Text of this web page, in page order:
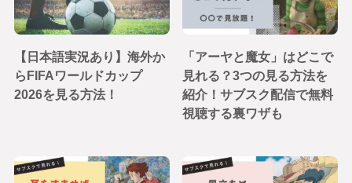
【日本語実況あり】海外か
らFIFAワールドカップ
2026を見る方法！
「アーヤと魔女」はどこで
見れる？3つの見る方法を
紹介！サブスク配信で無料
視聴する裏ワザも